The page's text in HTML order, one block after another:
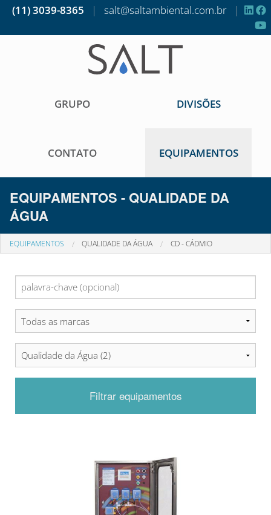
(11) 3039-8365 | salt@saltambiental.com.br |
GRUPO DIVISÕES
CONTATO EQUIPAMENTOS
EQUIPAMENTOS - QUALIDADE DA
ÁGUA
EQUIPAMENTOS QUALIDADE DA ÁGUA CD - CÁDMIO
Filtrar equipamentos